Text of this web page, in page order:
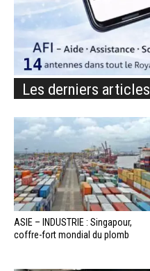
Les derniers articles
ASIE – INDUSTRIE : Singapour,
coffre-fort mondial du plomb